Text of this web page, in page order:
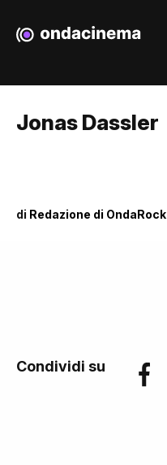
Jonas Dassler
di Redazione di OndaRock
Condividi su